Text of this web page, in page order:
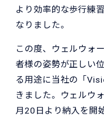
より効率的な歩行練
なりました。
この度、ウェルウォ
者様の姿勢が正しい
る用途に当社の「
きました。ウェルウ
月20日より納入を開